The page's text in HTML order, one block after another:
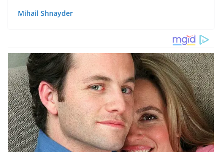
Mihail Shnayder